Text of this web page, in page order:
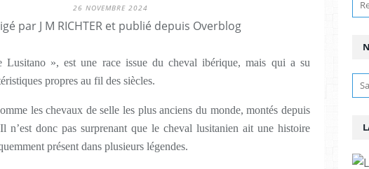
26 NOVEMBRE 2024
par J M RICHTER et publié depuis Overblog
», est une race issue du cheval ibérique, mais qui a su
propres au fil des siècles.
les chevaux de selle les plus anciens du monde, montés depuis
n’est donc pas surprenant que le cheval lusitanien ait une histoire
présent dans plusieurs légendes.